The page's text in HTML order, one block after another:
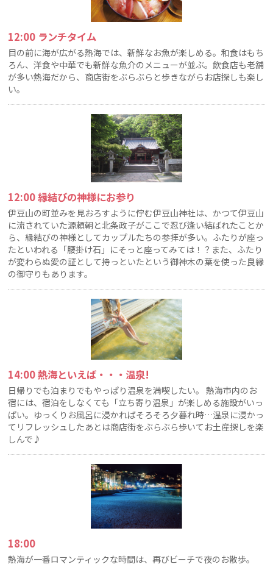
12:00 ランチタイム
目の前に海が広がる熱海では、新鮮なお魚が楽しめる。和食はもち
ろん、洋食や中華でも新鮮な魚介のメニューが並ぶ。飲食店も老舗
が多い熱海だから、商店街をぶらぶらと歩きながらお店探しも楽し
い。
12:00 縁結びの神様にお参り
伊豆山の町並みを見おろすように佇む伊豆山神社は、かつて伊豆山
に流されていた源頼朝と北条政子がここで忍び逢い結ばれたことか
ら、縁結びの神様としてカップルたちの参拝が多い。ふたりが座っ
たといわれる「腰掛け石」にそっと座ってみては！？また、ふたり
が変わらぬ愛の証として持っといたという御神木の葉を使った良縁
の御守りもあります。
14:00 熱海といえば・・・温泉!
日帰りでも泊まりでもやっぱり温泉を満喫したい。 熱海市内のお
宿には、宿泊をしなくても「立ち寄り温泉」が楽しめる施設がいっ
ぱい。ゆっくりお風呂に浸かればそろそろ夕暮れ時…温泉に浸かっ
てリフレッシュしたあとは商店街をぶらぶら歩いてお土産探しを楽
しんで♪
18:00
熱海が一番ロマンティックな時間は、再びビーチで夜のお散歩。